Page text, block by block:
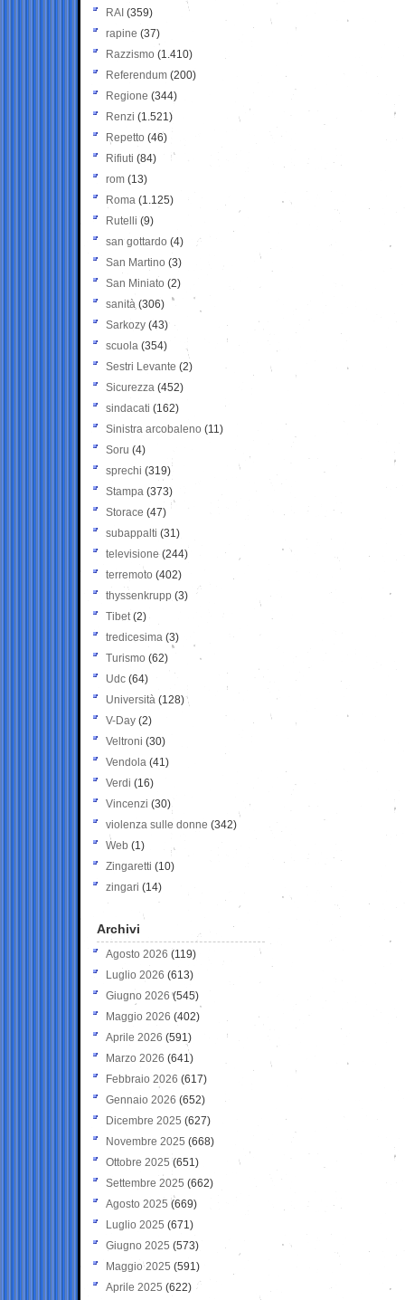
RAI (359)
rapine (37)
Razzismo (1.410)
Referendum (200)
Regione (344)
Renzi (1.521)
Repetto (46)
Rifiuti (84)
rom (13)
Roma (1.125)
Rutelli (9)
san gottardo (4)
San Martino (3)
San Miniato (2)
sanità (306)
Sarkozy (43)
scuola (354)
Sestri Levante (2)
Sicurezza (452)
sindacati (162)
Sinistra arcobaleno (11)
Soru (4)
sprechi (319)
Stampa (373)
Storace (47)
subappalti (31)
televisione(244)
terremoto (402)
thyssenkrupp (3)
Tibet(2)
tredicesima (3)
Turismo (62)
Udc (64)
Università (128)
V-Day (2)
Veltroni (30)
Vendola (41)
Verdi (16)
Vincenzi (30)
violenza sulle donne (342)
Web (1)
Zingaretti (10)
zingari (14)
Archivi
Agosto 2026 (119)
Luglio 2026 (613)
Giugno 2026 (545)
Maggio 2026 (402)
Aprile 2026 (591)
Marzo 2026 (641)
Febbraio 2026 (617)
Gennaio 2026 (652)
Dicembre 2025 (627)
Novembre 2025 (668)
Ottobre 2025 (651)
Settembre 2025 (662)
Agosto 2025 (669)
Luglio 2025 (671)
Giugno 2025 (573)
Maggio 2025 (591)
Aprile 2025 (622)